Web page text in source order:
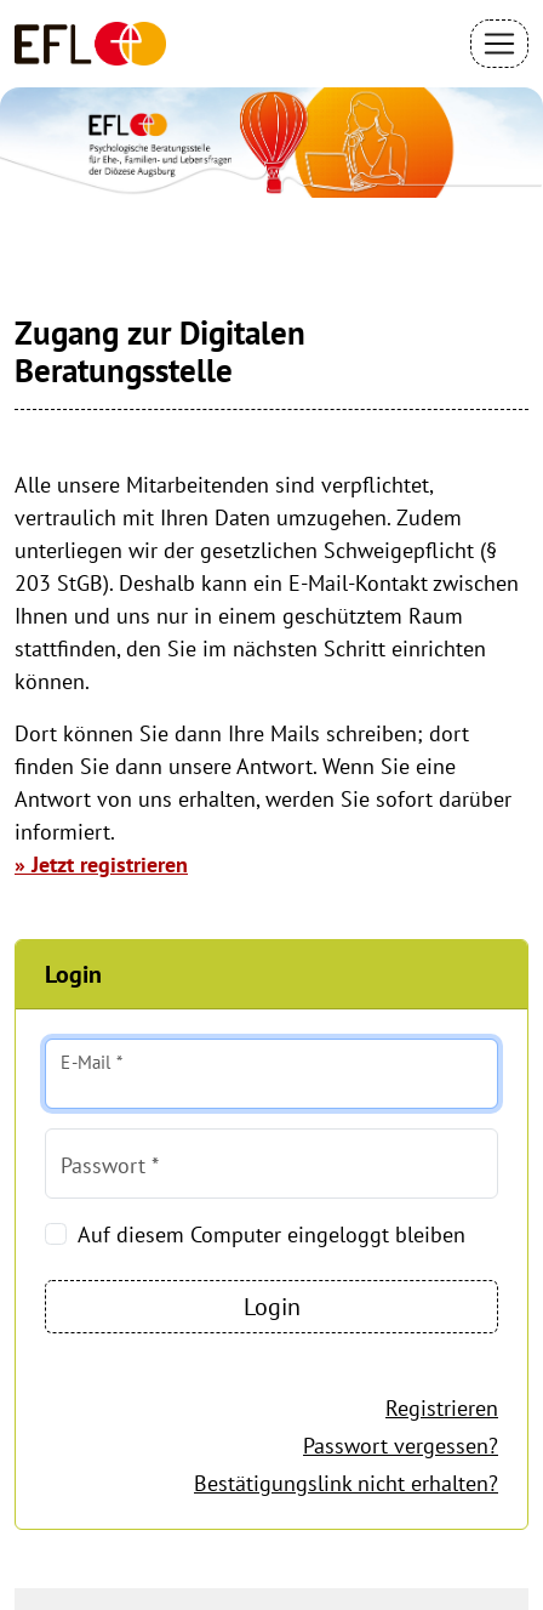
Zugang zur Digitalen
Beratungsstelle
Alle unsere Mitarbeitenden sind verpflichtet,
vertraulich mit Ihren Daten umzugehen. Zudem
unterliegen wir der gesetzlichen Schweigepflicht (§
203 StGB). Deshalb kann ein E-Mail-Kontakt zwischen
Ihnen und uns nur in einem geschütztem Raum
stattfinden, den Sie im nächsten Schritt einrichten
können.
Dort können Sie dann Ihre Mails schreiben; dort
finden Sie dann unsere Antwort. Wenn Sie eine
Antwort von uns erhalten, werden Sie sofort darüber
informiert.
» Jetzt registrieren
Login
E-Mail *
Passwort *
Auf diesem Computer eingeloggt bleiben
Registrieren
Passwort vergessen?
Bestätigungslink nicht erhalten?